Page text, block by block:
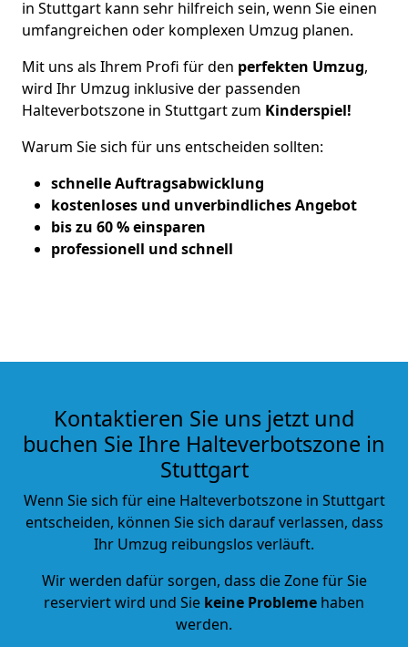
in Stuttgart kann sehr hilfreich sein, wenn Sie einen
umfangreichen oder komplexen Umzug planen.
Mit uns als Ihrem Profi für den perfekten Umzug,
wird Ihr Umzug inklusive der passenden
Halteverbotszone in Stuttgart zum Kinderspiel!
Warum Sie sich für uns entscheiden sollten:
schnelle Auftragsabwicklung
kostenloses und unverbindliches Angebot
bis zu 60 % einsparen
professionell und schnell
Kontaktieren Sie uns jetzt und
buchen Sie Ihre Halteverbotszone in
Stuttgart
Wenn Sie sich für eine Halteverbotszone in Stuttgart
entscheiden, können Sie sich darauf verlassen, dass
Ihr Umzug reibungslos verläuft.
Wir werden dafür sorgen, dass die Zone für Sie
reserviert wird und Sie keine Probleme haben
werden.